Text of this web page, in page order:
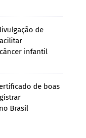
de
infantil
de boas
Brasil